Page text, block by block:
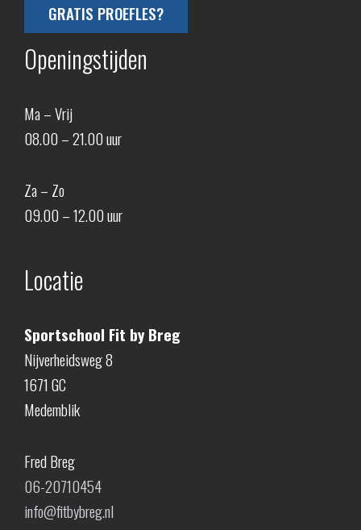
GRATIS PROEFLES?
Openingstijden
Ma – Vrij
08.00 – 21.00 uur
Za – Zo
09.00 – 12.00 uur
Locatie
Sportschool Fit by Breg
Nijverheidsweg 8
1671 GC
Medemblik
Fred Breg
06-20710454
info@fitbybreg.nl